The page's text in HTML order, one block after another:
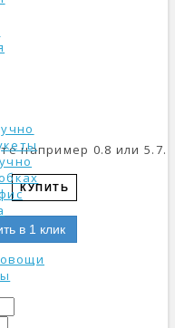
например 0.8 или 5.7.
КУПИТЬ
в 1 клик